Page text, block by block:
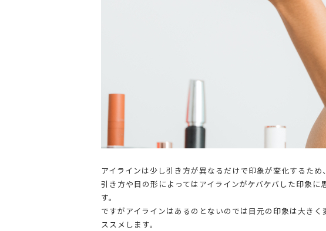
アイラインは少し引き方が異なるだけで印象が変化するため
引き方や目の形によってはアイラインがケバケバした印象
す。
ですがアイラインはあるのとないのでは目元の印象は大き
ススメします。